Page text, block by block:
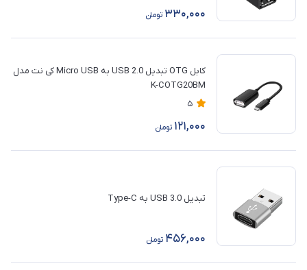
330,000 تومان
کابل OTG تبدیل USB 2.0 به Micro USB کی نت مدل
K-COTG20BM
5
121,000 تومان
تبدیل USB 3.0 به Type-C
456,000 تومان